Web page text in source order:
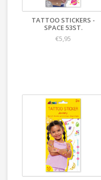
TATTOO STICKERS -
SPACE 53ST.
€5,95